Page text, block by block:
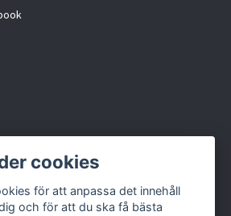
cookies
för att anpassa det innehåll
och för att du ska få bästa